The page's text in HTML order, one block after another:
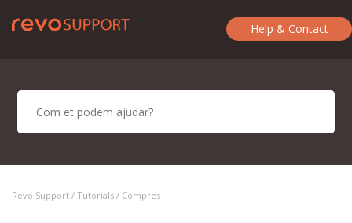
Help & Contact
Revo Support / Tutorials / Compres